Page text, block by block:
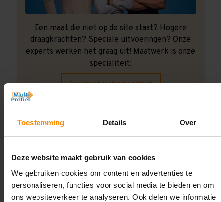
Toestemming Details Over
Deze website maakt gebruik van cookies
We gebruiken cookies om content en advertenties te
personaliseren, functies voor social media te bieden en om
ons websiteverkeer te analyseren. Ook delen we informatie
Een maat die niet op de site staat? Hogere
draagkrachten? Speciale uitvoeringen? Onze
experts werken het graag uit! Maatwerk is onze
specialiteit!
Contact met specialist
Montage uitbesteden?